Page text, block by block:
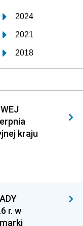
2024
2021
2018
2015
2012
2009
2006
1994
1991
kraju
r. w